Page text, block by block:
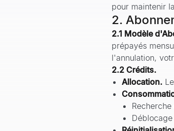
pour maintenir
2.
2.1 Modèle
prépayés
l'annulation,
2.2 Crédits.
Allocation.